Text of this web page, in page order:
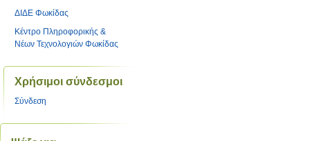
ΔΙΔΕ Φωκίδας
Κέντρο Πληροφορικής &
Νέων Τεχνολογιών Φωκίδας
Χρήσιμοι σύνδεσμοι
Σύνδεση